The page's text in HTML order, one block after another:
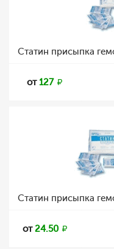
Статин присыпка
от127
Статин присыпка
от24.50